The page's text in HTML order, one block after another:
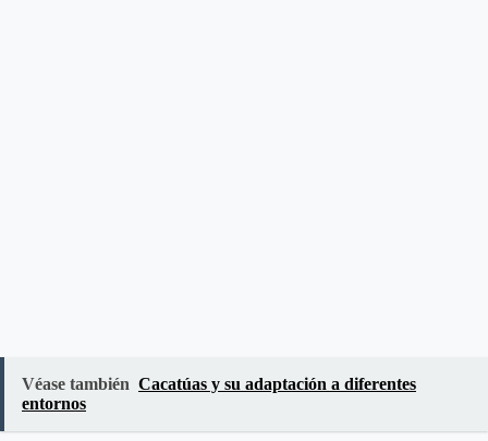
Véase también Cacatúas y su adaptación a diferentes
entornos